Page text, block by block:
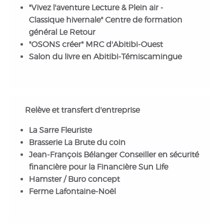
"Vivez l'aventure Lecture & Plein air -
Classique hivernale" Centre de formation
général Le Retour
"OSONS créer" MRC d'Abitibi-Ouest
Salon du livre en Abitibi-Témiscamingue
Relève et transfert d'entreprise
La Sarre Fleuriste
Brasserie La Brute du coin
Jean-François Bélanger Conseiller en sécurité
financière pour la Financière Sun Life
Hamster / Buro concept
Ferme Lafontaine-Noël